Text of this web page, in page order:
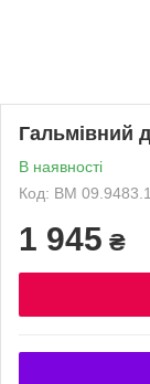
Гальмівний
В наявності
Код: BM
1 945 ₴